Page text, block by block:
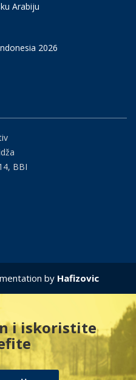
Arabiju
2026
BBI
by Hafizovic
i iskoristite